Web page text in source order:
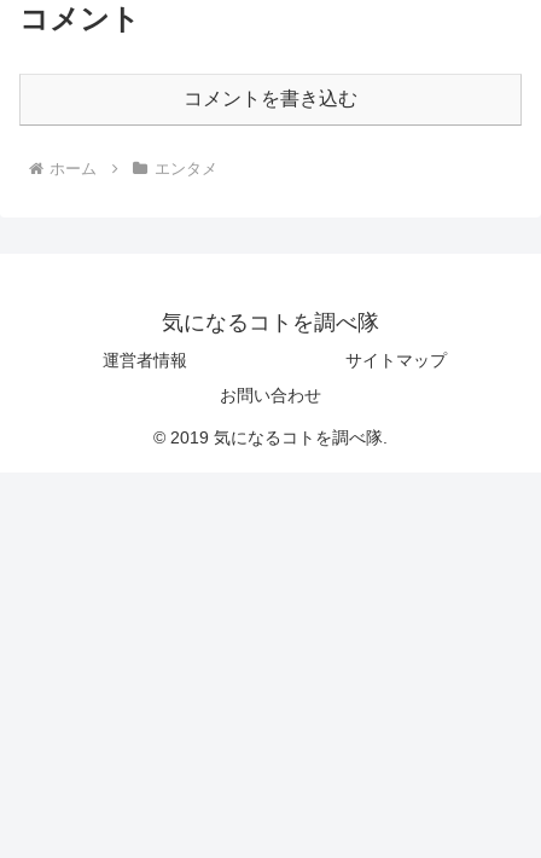
コメント
コメントを書き込む
ホーム エンタメ
気になるコトを調べ隊
運営者情報
サイトマップ
お問い合わせ
© 2019 気になるコトを調べ隊.